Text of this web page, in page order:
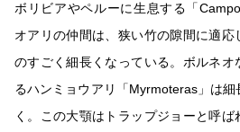
ボリビアやペルーに生息する「
オアリの仲間は、狭い竹の隙間に適応
のすごく細長くなっている。ボルネオ
るハンミョウアリ「Myrmoteras」は細
く。この大顎はトラップジョーと呼